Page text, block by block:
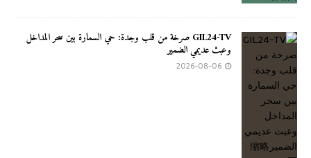
GIL24-TV صرخة من قلب وجدة: حي السمارة بين سحر المداخل
وعبث عديمي الضمير
2026-08-06